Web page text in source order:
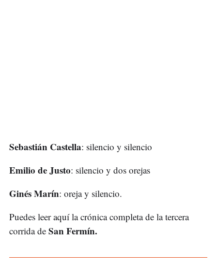
Sebastián Castella: silencio y silencio
Emilio de Justo: silencio y dos orejas
Ginés Marín: oreja y silencio.
Puedes leer aquí la crónica completa de la tercera
corrida de San Fermín.